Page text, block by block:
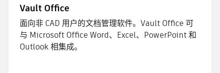
Vault Office
面向非 CAD 用户的文档管理软件。Vault Office 可
与 Microsoft Office Word、Excel、PowerPoint 和
Outlook 相集成。